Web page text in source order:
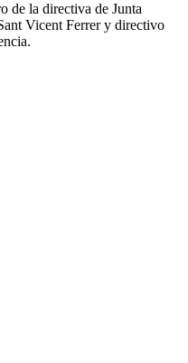
de la directiva de Junta
Vicent Ferrer y directivo